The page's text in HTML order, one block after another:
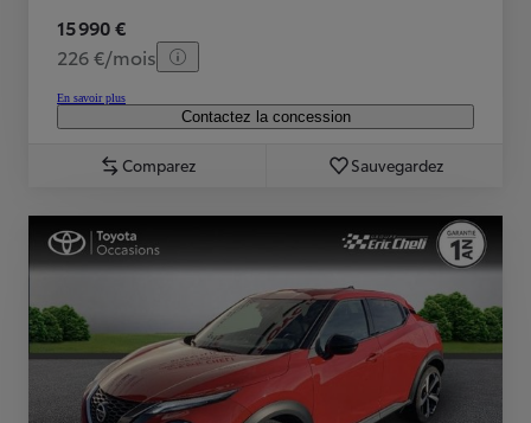
15 990 €
226 €/mois
En savoir plus
Contactez la concession
Comparez Sauvegardez